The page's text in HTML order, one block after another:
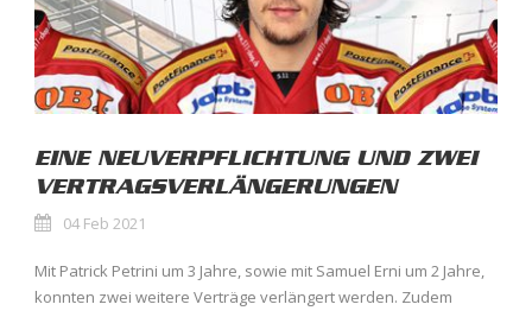
EINE NEUVERPFLICHTUNG UND ZWEI
VERTRAGSVERLÄNGERUNGEN
04 Feb 2021
Mit Patrick Petrini um 3 Jahre, sowie mit Samuel Erni um 2 Jahre,
konnten zwei weitere Verträge verlängert werden. Zudem